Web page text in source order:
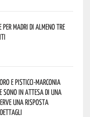
per madri di almeno tre
e Pisticci-Marconia
sono in attesa di una
una risposta